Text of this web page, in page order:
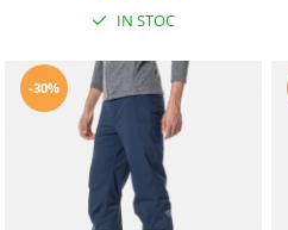
IN STOC
-30%